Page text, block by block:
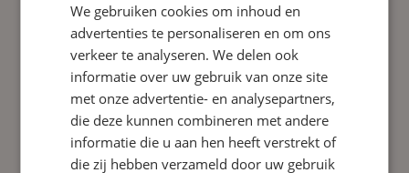
culturele veld als de maatschappelijke waarde van deze
gemeenschappen.
Draagt actief bij aan diversiteit van perspectieven en
culturele achtergronden binnen de toekomstige Raad van
Toezicht.
Beschikt over bestuurlijke en/of toezichthoudende
ervaring;
We gebruiken cookies om inhoud en
advertenties te personaliseren en om ons
verkeer te analyseren. We delen ook
informatie over uw gebruik van onze site
met onze advertentie- en analysepartners,
die deze kunnen combineren met andere
informatie die u aan hen heeft verstrekt of
die zij hebben verzameld door uw gebruik